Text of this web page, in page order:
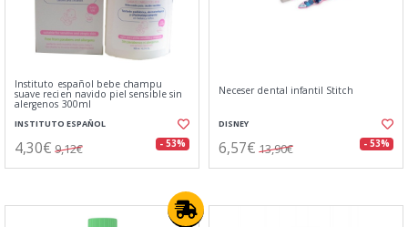
Instituto español bebe champu
suave recien navido piel sensible sin
alergenos 300ml
INSTITUTO ESPAÑOL
4,30€ 9,12€ - 53%
Neceser dental infantil Stitch
DISNEY
6,57€ 13,90€ - 53%